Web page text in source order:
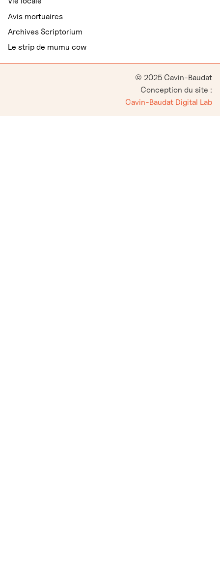
Avis mortuaires
Archives Scriptorium
Le strip de mumu cow
© 2025 Cavin-Baudat
Conception du site :
Cavin-Baudat Digital Lab